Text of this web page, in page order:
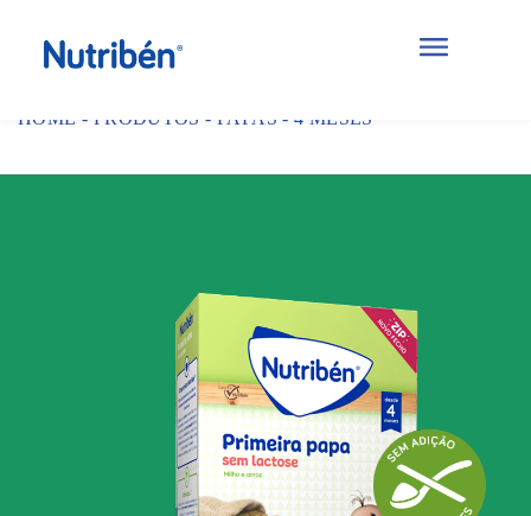
HOME - PRODUTOS - PAPAS -4 MESES